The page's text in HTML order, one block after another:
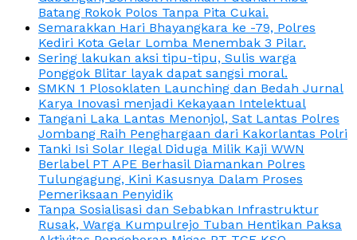
Batang Rokok Polos Tanpa Pita Cukai.
Semarakkan Hari Bhayangkara ke -79, Polres
Kediri Kota Gelar Lomba Menembak 3 Pilar.
Sering lakukan aksi tipu-tipu, Sulis warga
Ponggok Blitar layak dapat sangsi moral.
SMKN 1 Plosoklaten Launching dan Bedah Jurnal
Karya Inovasi menjadi Kekayaan Intelektual
Tangani Laka Lantas Menonjol, Sat Lantas Polres
Jombang Raih Penghargaan dari Kakorlantas Polri
Tanki Isi Solar Ilegal Diduga Milik Kaji WWN
Berlabel PT APE Berhasil Diamankan Polres
Tulungagung, Kini Kasusnya Dalam Proses
Pemeriksaan Penyidik
Tanpa Sosialisasi dan Sebabkan Infrastruktur
Rusak, Warga Kumpulrejo Tuban Hentikan Paksa